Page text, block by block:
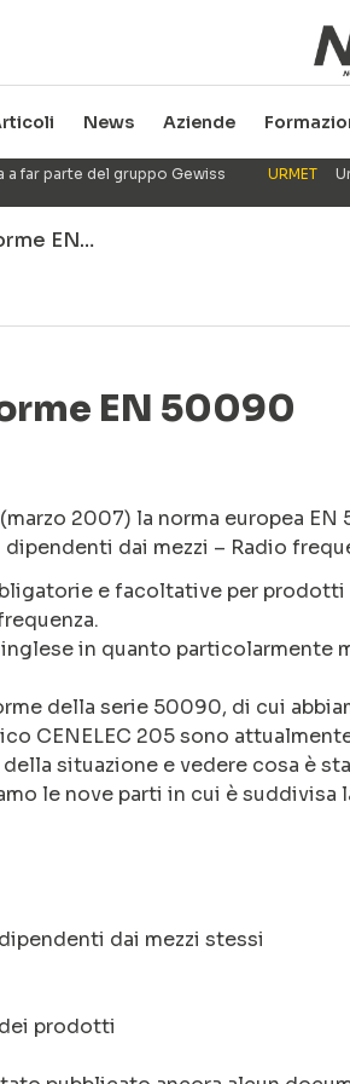
News Aziende
a far parte del gruppo Gewiss URMET
EN…
EN 50090
2007) la norma europea
dai mezzi – Radio
e facoltative per prodotti
inglese in quanto
della serie 50090, di cui
CENELEC 205 sono
situazione e vedere cosa è
le nove parti in cui è suddivisa
dai mezzi stessi
prodotti